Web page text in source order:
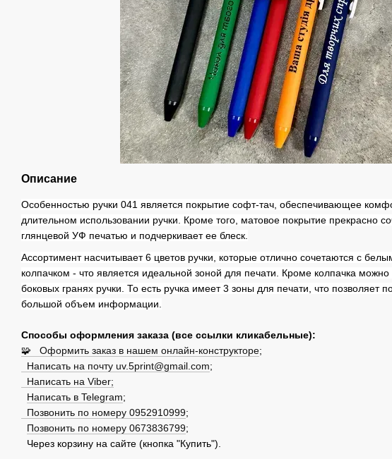
Описание
Особенностью ручки 041 является покрытие софт-тач, обеспечивающее
длительном использовании ручки. Кроме того, матовое покрытие прекрасно
глянцевой УФ печатью и подчеркивает ее блеск.
Ассортимент насчитывает 6 цветов ручки, которые отлично сочетаются с
колпачком - что является идеальной зоной для печати. Кроме колпачка можно
боковых гранях ручки. То есть ручка имеет 3 зоны для печати, что позволяет
большой объем информации.
Способы оформления заказа (все ссылки кликабельные):
🧩 Оформить заказ в нашем онлайн-конструкторе;
Написать на почту uv.5print@gmail.com;
Написать на Viber;
Написать в Telegram;
Позвонить по номеру 0952910999;
Позвонить по номеру 0673836799;
Через корзину на сайте (кнопка "Купить").